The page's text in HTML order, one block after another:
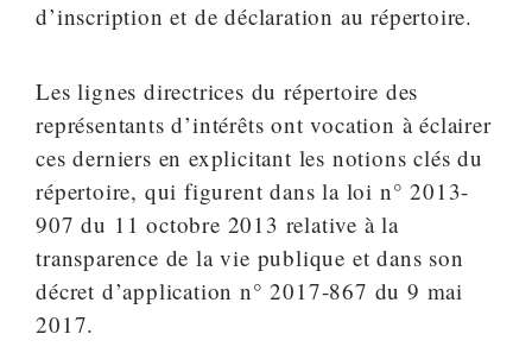
d’inscription et de déclaration au répertoire.
Les lignes directrices du répertoire des
représentants d’intérêts ont vocation à éclairer
ces derniers en explicitant les notions clés du
répertoire, qui figurent dans la loi n° 2013-
907 du 11 octobre 2013 relative à la
transparence de la vie publique et dans son
décret d’application n° 2017-867 du 9 mai
2017.